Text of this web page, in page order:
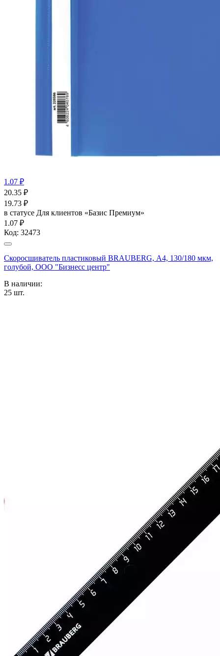
1.07 ₽
20.35 ₽
19.73 ₽
в статусе Для клиентов «Базис Премиум»
1.07 ₽
Код: 32473
Скоросшиватель пластиковый BRAUBERG, А4, 130/180 мкм,
голубой, ООО "Бизнесс центр"
В наличии:
25 шт.